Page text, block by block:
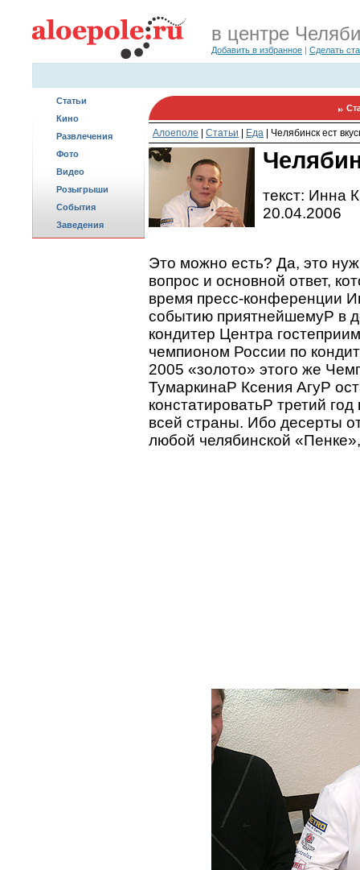
в центре
Добавить в избранное | Сделать
Статьи
Кино
Развлечения
Фото
Видео
Розыгрыши
События
Заведения
Алоеполе Статьи Еда Челябинск ест
текст: Инна
20.04.2006
Это можно есть? Да, это
вопрос и основной ответ,
время пресс-конференции
событию приятнейшемуP в
кондитер Центра
чемпионом России по
2005 «золото» этого же
ТумаркинаP Ксения АгуP
констатироватьP третий
всей страны. Ибо десерты
любой челябинской